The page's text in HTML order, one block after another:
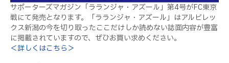
サポーターズマガジン「ラランジャ・アズール」第4号がFC東京
戦にて発売となります。「ラランジャ・アズール」はアルビレッ
クス新潟の今を切り取ったここだけしか読めない誌面内容が豊富
に掲載されていますので、ぜひお買い求めください。
＜詳しくはこちら＞